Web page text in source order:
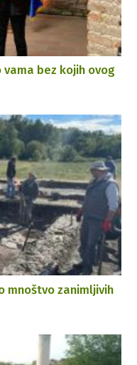
vama bez kojih ovog
mnoštvo zanimljivih